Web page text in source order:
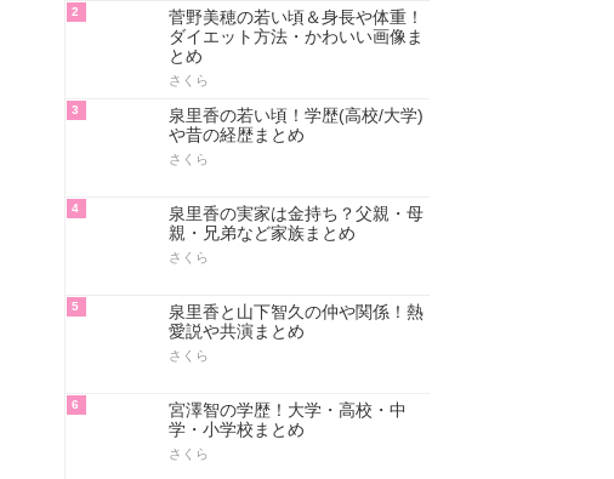
2
菅野美穂の若い頃＆身長や体重！
ダイエット方法・かわいい画像ま
とめ
さくら
3
泉里香の若い頃！学歴(高校/大学)
や昔の経歴まとめ
さくら
4
泉里香の実家は金持ち？父親・母
親・兄弟など家族まとめ
さくら
5
泉里香と山下智久の仲や関係！熱
愛説や共演まとめ
さくら
6
宮澤智の学歴！大学・高校・中
学・小学校まとめ
さくら